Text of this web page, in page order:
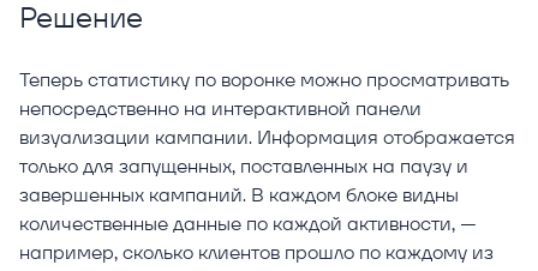
Решение
Теперь статистику по воронке можно просматривать
непосредственно на интерактивной панели
визуализации кампании. Информация отображается
только для запущенных, поставленных на паузу и
завершенных кампаний. В каждом блоке видны
количественные данные по каждой активности, —
например, сколько клиентов прошло по каждому из